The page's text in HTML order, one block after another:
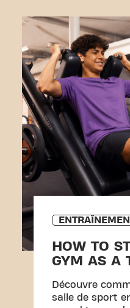
HOW TO
GYM AS A
Découvre
salle de sport